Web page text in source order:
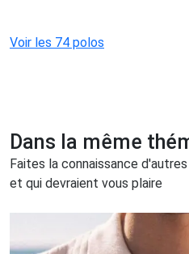
Voir les 74 polos
Dans la même
Faites la connaissance
et qui devraient vous plaire